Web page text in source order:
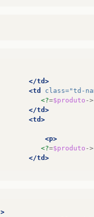
</td>
<td
class="td-
<?=$produto ->
</td>
<td>
<p>
<?=$produto ->
</td>
>